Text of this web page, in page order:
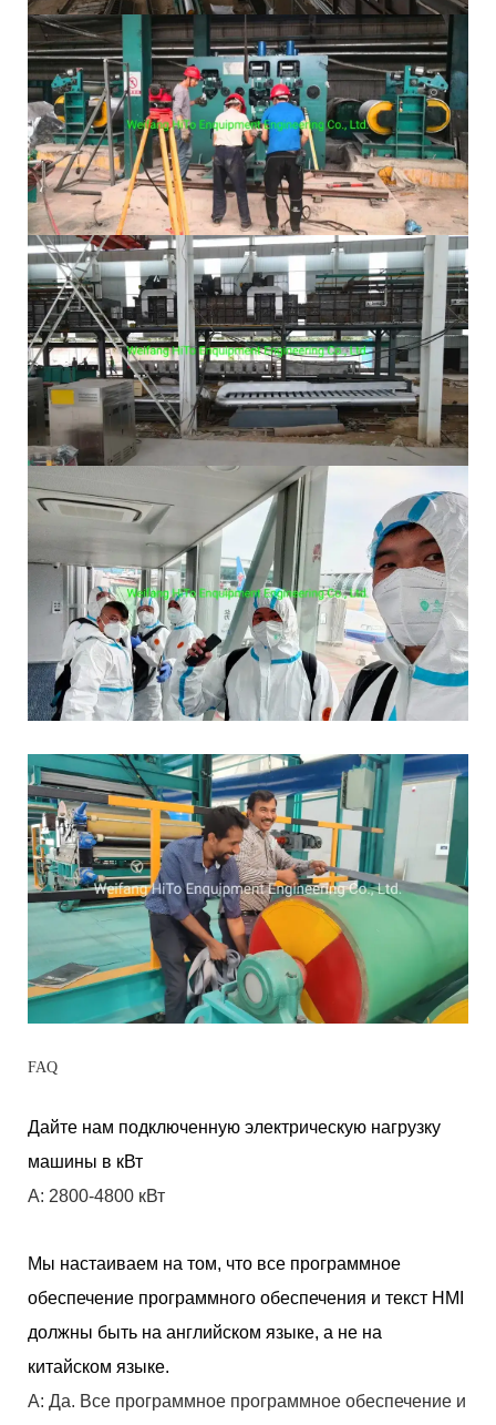
FAQ
Дайте нам подключенную электрическую нагрузку
машины в кВт
A: 2800-4800 кВт
Мы настаиваем на том, что все программное
обеспечение программного обеспечения и текст HMI
должны быть на английском языке, а не на
китайском языке.
A: Да. Все программное программное обеспечение и